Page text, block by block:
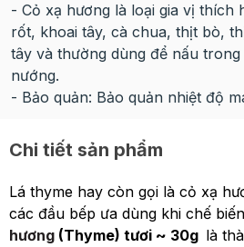
- Cỏ xạ hương là loại gia vị thích
rốt, khoai tây, cà chua, thịt bò,
tây và thường dùng để nấu
nướng.
- Bảo quản: Bảo quản nhiệt độ
Chi tiết sản phẩm
Lá thyme hay còn gọi là cỏ xạ
các đầu bếp ưa dùng khi chế
hương (Thyme) tươi ~ 30g là